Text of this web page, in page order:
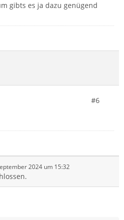
gibts es ja dazu genügend
#6
2024 um 15:32